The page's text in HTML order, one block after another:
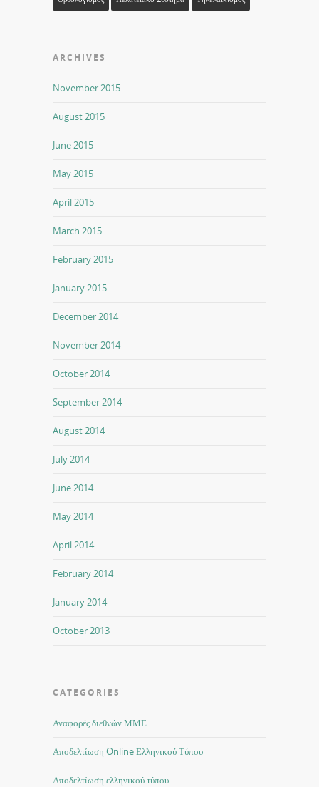
ARCHIVES
November 2015
August 2015
June 2015
May 2015
April 2015
March 2015
February 2015
January 2015
December 2014
November 2014
October 2014
September 2014
August 2014
July 2014
June 2014
May 2014
April 2014
February 2014
January 2014
October 2013
CATEGORIES
Αναφορές διεθνών ΜΜΕ
Αποδελτίωση Online Ελληνικού Τύπου
Αποδελτίωση ελληνικού τύπου